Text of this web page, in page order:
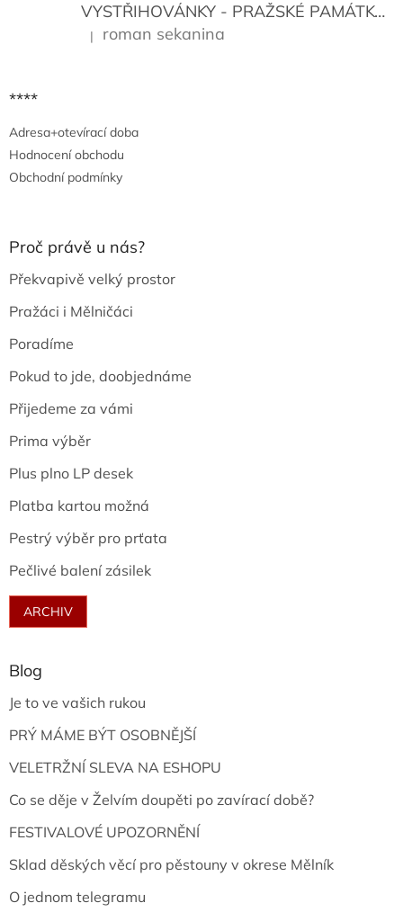
VYSTŘIHOVÁNKY - PRAŽSKÉ PAMÁTKY
Hodnocení produktu je 5 z 5 hvězdiček.
| roman sekanina
****
Adresa+otevírací doba
Hodnocení obchodu
Obchodní podmínky
Proč právě u nás?
Překvapivě velký prostor
Pražáci i Mělničáci
Poradíme
Pokud to jde, doobjednáme
Přijedeme za vámi
Prima výběr
Plus plno LP desek
Platba kartou možná
Pestrý výběr pro prťata
Pečlivé balení zásilek
ARCHIV
Blog
Je to ve vašich rukou
PRÝ MÁME BÝT OSOBNĚJŠÍ
VELETRŽNÍ SLEVA NA ESHOPU
Co se děje v Želvím doupěti po zavírací době?
FESTIVALOVÉ UPOZORNĚNÍ
Sklad děských věcí pro pěstouny v okrese Mělník
O jednom telegramu